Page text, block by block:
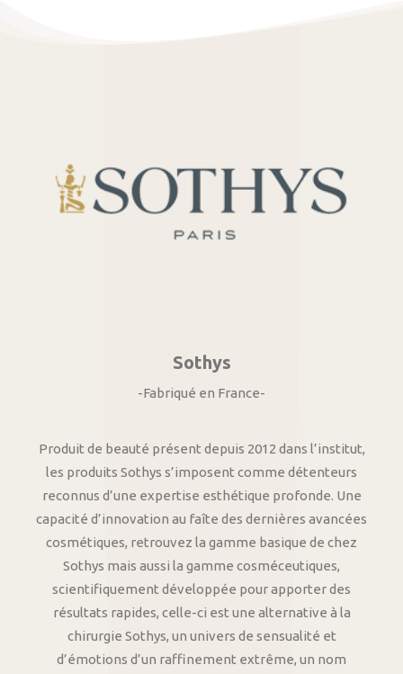
Sothys
-Fabriqué en France-
Produit de beauté présent depuis 2012 dans l’institut,
les produits Sothys s’imposent comme détenteurs
reconnus d’une expertise esthétique profonde. Une
capacité d’innovation au faîte des dernières avancées
cosmétiques, retrouvez la gamme basique de chez
Sothys mais aussi la gamme cosméceutiques,
scientifiquement développée pour apporter des
résultats rapides, celle-ci est une alternative à la
chirurgie Sothys, un univers de sensualité et
d’émotions d’un raffinement extrême, un nom